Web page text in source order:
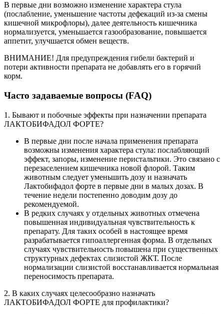
В первые дни возможно изменение характера стула
(послабление, уменьшение частоты дефекаций из-за смены
кишечной микрофлоры), далее деятельность кишечника
нормализуется, уменьшается газообразование, повышается
аппетит, улучшается обмен веществ.
ВНИМАНИЕ! Для предупреждения гибели бактерий и
потери активности препарата не добавлять его в горячий
корм.
Часто задаваемые вопросы (FAQ)
1. Бывают и побочные эффекты при назначении препарата
ЛАКТОБИФАДОЛ ФОРТЕ?
В первые дни после начала применения препарата
возможны изменения характера стула: послабляющий
эффект, запоры, изменение перистальтики. Это связано с
перезаселением кишечника новой флорой. Таким
животным следует уменьшить дозу и назначать
Лактобифадол форте в первые дни в малых дозах. В
течение недели постепенно доводим дозу до
рекомендуемой.
В редких случаях у отдельных животных отмечена
повышенная индивидуальная чувствительность к
препарату. Для таких особей в настоящее время
разрабатывается гипоаллергенная форма. В отдельных
случаях чувствительность повышена при существенных
структурных дефектах слизистой ЖКТ. После
нормализации слизистой восстанавливается нормальная
переносимость препарата.
2. В каких случаях целесообразно назначать
ЛАКТОБИФАДОЛ ФОРТЕ для профилактики?